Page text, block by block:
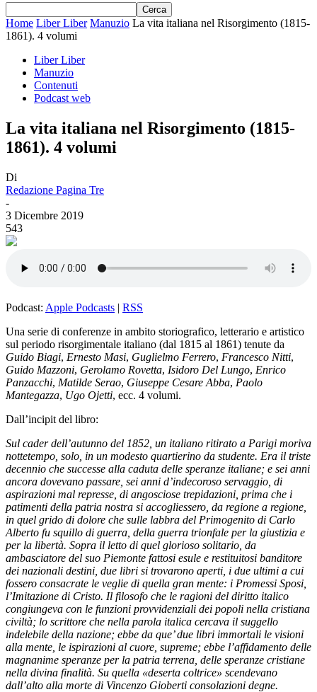
Home Liber Liber Manuzio La vita italiana nel Risorgimento (1815-
1861). 4 volumi
Liber Liber
Manuzio
Contenuti
Podcast web
La vita italiana nel Risorgimento (1815-
1861). 4 volumi
Di
Redazione Pagina Tre
-
3 Dicembre 2019
543
Podcast: Apple Podcasts | RSS
Una serie di conferenze in ambito storiografico, letterario e artistico
sul periodo risorgimentale italiano (dal 1815 al 1861) tenute da
Guido Biagi, Ernesto Masi, Guglielmo Ferrero, Francesco Nitti,
Guido Mazzoni, Gerolamo Rovetta, Isidoro Del Lungo, Enrico
Panzacchi, Matilde Serao, Giuseppe Cesare Abba, Paolo
Mantegazza, Ugo Ojetti, ecc. 4 volumi.
Dall’incipit del libro:
Sul cader dell’autunno del 1852, un italiano ritirato a Parigi moriva
nottetempo, solo, in un modesto quartierino da studente. Era il triste
decennio che successe alla caduta delle speranze italiane; e sei anni
ancora dovevano passare, sei anni d’indecoroso servaggio, di
aspirazioni mal represse, di angosciose trepidazioni, prima che i
patimenti della patria nostra si accogliessero, da regione a regione,
in quel grido di dolore che sulle labbra del Primogenito di Carlo
Alberto fu squillo di guerra, della guerra trionfale per la giustizia e
per la libertà. Sopra il letto di quel glorioso solitario, da
ambasciatore del suo Piemonte fattosi esule e restituitosi banditore
dei nazionali destini, due libri si trovarono aperti, i due ultimi a cui
fossero consacrate le veglie di quella gran mente: i Promessi Sposi,
l’Imitazione di Cristo. Il filosofo che le ragioni del diritto italico
congiungeva con le funzioni provvidenziali dei popoli nella cristiana
civiltà; lo scrittore che nella parola italica cercava il suggello
indelebile della nazione; ebbe da que’ due libri immortali le visioni
alla mente, le ispirazioni al cuore, supreme; ebbe l’affidamento delle
magnanime speranze per la patria terrena, delle speranze cristiane
nella divina finalità. Su quella «deserta coltrice» scendevano
dall’alto alla morte di Vincenzo Gioberti consolazioni degne.